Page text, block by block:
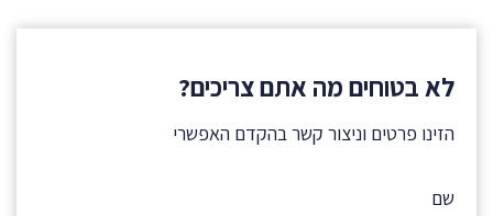
לא בטוחים מה אתם צריכים?
הזינו פרטים וניצור קשר בהקדם האפשרי